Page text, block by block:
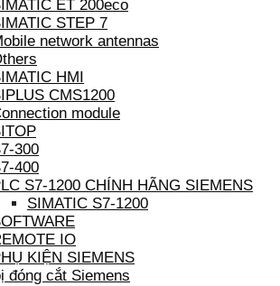
ET 200eco
STEP 7
network antennas
HMI
CMS1200
module
300
400
S7-1200 CHÍNH HÃNG SIEMENS
SIMATIC S7-1200
IO
KIỆN SIEMENS
đóng cắt Siemens